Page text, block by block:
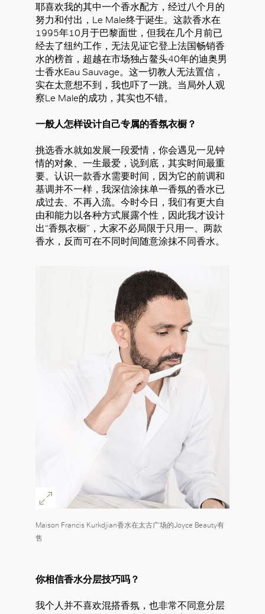
耶喜欢我的其中一个香水配方，经过八个月的
努力和付出，Le Male终于诞生。这款香水在
1995年10月于巴黎面世，但我在几个月前已
经去了纽约工作，无法见证它登上法国畅销香
水的榜首，超越在市场独占鳌头40年的迪奥男
士香水Eau Sauvage。这一切教人无法置信，
实在太意想不到，我也吓了一跳。当局外人观
察Le Male的成功，其实也不错。
一般人怎样设计自己专属的香氛衣橱？
挑选香水就如发展一段爱情，你会遇见一见钟
情的对象、一生最爱，说到底，其实时间最重
要。认识一款香水需要时间，因为它的前调和
基调并不一样，我深信涂抹单一香氛的香水已
成过去、不再入流。今时今日，我们有更大自
由和能力以各种方式展露个性，因此我才设计
出“香氛衣橱”，大家不必局限于只用一、两款
香水，反而可在不同时间随意涂抹不同香水。
Maison Francis Kurkdjian香水在太古广场的Joyce Beauty有
售
你相信香水分层技巧吗？
我个人并不喜欢混搭香氛，也非常不同意分层
好